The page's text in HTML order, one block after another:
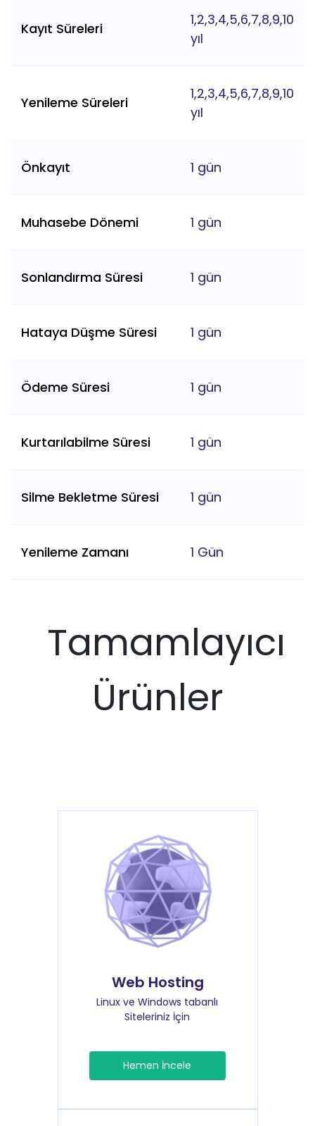
Kayıt Süreleri
1,2,3,4,5,6,7,8,9,10
yıl
Yenileme Süreleri
1,2,3,4,5,6,7,8,9,10
yıl
Önkayıt 1 gün
Muhasebe Dönemi 1 gün
Sonlandırma Süresi 1 gün
Hataya Düşme Süresi 1 gün
Ödeme Süresi 1 gün
Kurtarılabilme Süresi 1 gün
Silme Bekletme Süresi 1 gün
Yenileme Zamanı 1 Gün
Tamamlayıcı
Ürünler
Web Hosting
Linux ve Windows tabanlı
Siteleriniz İçin
Hemen İncele